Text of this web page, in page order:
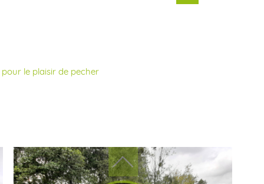
le plaisir de pecher